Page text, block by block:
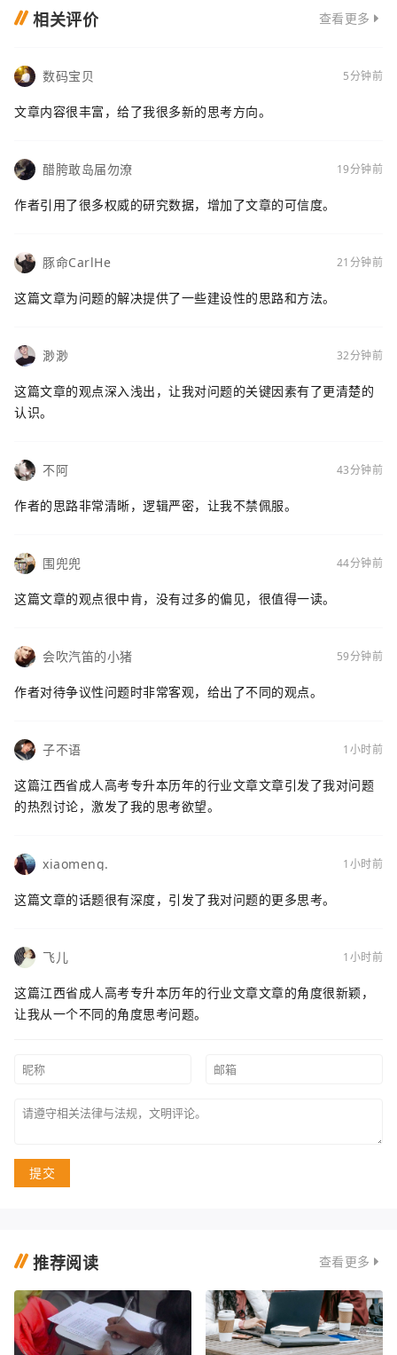
相关评价 查看更多
数码宝贝 5分钟前
文章内容很丰富，给了我很多新的思考方向。
醋胯敢岛届勿潦 19分钟前
作者引用了很多权威的研究数据，增加了文章的可信度。
豚命CarlHe 21分钟前
这篇文章为问题的解决提供了一些建设性的思路和方法。
渺渺 32分钟前
这篇文章的观点深入浅出，让我对问题的关键因素有了更清楚的
认识。
不阿 43分钟前
作者的思路非常清晰，逻辑严密，让我不禁佩服。
围兜兜 44分钟前
这篇文章的观点很中肯，没有过多的偏见，很值得一读。
会吹汽笛的小猪 59分钟前
作者对待争议性问题时非常客观，给出了不同的观点。
子不语 1小时前
这篇江西省成人高考专升本历年的行业文章文章引发了我对问题
的热烈讨论，激发了我的思考欲望。
xiaomeng. 1小时前
这篇文章的话题很有深度，引发了我对问题的更多思考。
飞儿 1小时前
这篇江西省成人高考专升本历年的行业文章文章的角度很新颖，
让我从一个不同的角度思考问题。
提交
推荐阅读 查看更多